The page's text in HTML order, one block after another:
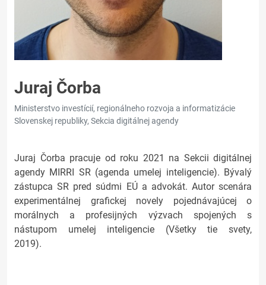
Juraj Čorba
Ministerstvo investícií, regionálneho rozvoja a informatizácie
Slovenskej republiky, Sekcia digitálnej agendy
Juraj Čorba pracuje od roku 2021 na Sekcii digitálnej
agendy MIRRI SR (agenda umelej inteligencie). Bývalý
zástupca SR pred súdmi EÚ a advokát. Autor scenára
experimentálnej grafickej novely pojednávajúcej o
morálnych a profesijných výzvach spojených s
nástupom umelej inteligencie (Všetky tie svety,
2019).